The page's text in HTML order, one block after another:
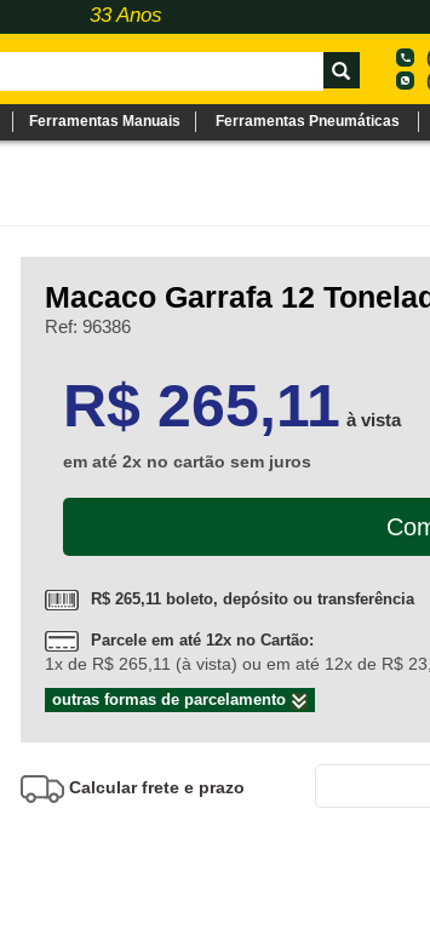
33 Anos
Ferramentas Manuais Ferramentas Pneumáticas
Macaco Garrafa 12
Ref: 96386
R$ 265,11 à vista
em até 2x no cartão sem juros
R$ 265,11 boleto, depósito ou transferência
Parcele em até 12x no Cartão:
1x de R$ 265,11 (à vista) ou em até 12x de R$
outras formas de parcelamento
Calcular frete e prazo